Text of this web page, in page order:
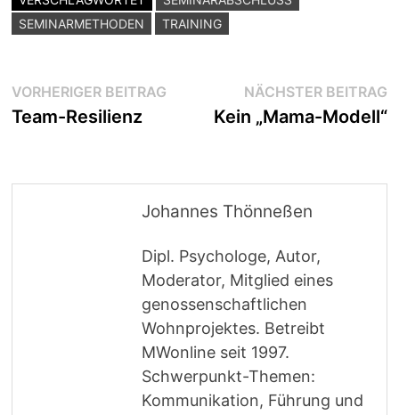
SEMINARMETHODEN
TRAINING
Beitragsnavigation
VORHERIGER BEITRAG Vorheriger
Beitrag:
Team-Resilienz
NÄCHSTER BEITRAG
Kein „Mama-Modell“
Johannes Thönneßen
Dipl. Psychologe, Autor,
Moderator, Mitglied eines
genossenschaftlichen
Wohnprojektes. Betreibt
MWonline seit 1997.
Schwerpunkt-Themen:
Kommunikation, Führung und